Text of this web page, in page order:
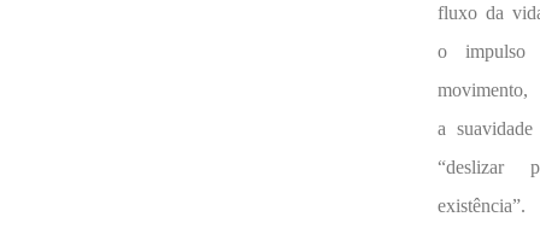
fluxo da
o impulso
movimento,
a suavidade
“deslizar
existência”.